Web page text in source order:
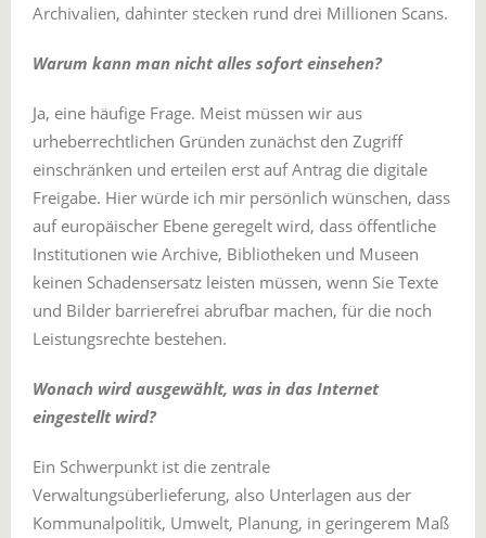
Archivalien, dahinter stecken rund drei Millionen Scans.
Warum kann man nicht alles sofort einsehen?
Ja, eine häufige Frage. Meist müssen wir aus
urheberrechtlichen Gründen zunächst den Zugriff
einschränken und erteilen erst auf Antrag die digitale
Freigabe. Hier würde ich mir persönlich wünschen, dass
auf europäischer Ebene geregelt wird, dass öffentliche
Institutionen wie Archive, Bibliotheken und Museen
keinen Schadensersatz leisten müssen, wenn Sie Texte
und Bilder barrierefrei abrufbar machen, für die noch
Leistungsrechte bestehen.
Wonach wird ausgewählt, was in das Internet
eingestellt wird?
Ein Schwerpunkt ist die zentrale
Verwaltungsüberlieferung, also Unterlagen aus der
Kommunalpolitik, Umwelt, Planung, in geringerem Maß